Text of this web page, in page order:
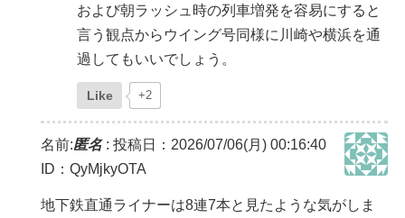
および朝ラッシュ時の列車増発を容易にすると
言う観点からウイング号同様に川崎や横浜を通
過してもいいでしょう。
Like +2
名前:匿名: 投稿日：2026/07/06(月) 00:16:40
ID：QyMjkyOTA
地下鉄直通ライナーは8連7本と見たような気がしま